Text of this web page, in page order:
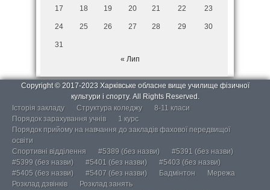
17 18 19 20 21 22 23
24 25 26 27 28 29 30
31
« Лип
Copyright © 2017-2023 Харківське обласне вище училище фізичної
культури і спорту. All Rights Reserved.
Історія закладу
Структура коледжу
8-11 класи
Порядок зарахування учнів
1 курс
Порядок прийому на навчання до закладів фахової передвищої
освіти
Спортивні відділення
#5389 (без назви)
#5391 (без назви)
#5399 (без назви)
#5401 (без назви)
#5403 (без назви)
#5405 (без назви)
#5407 (без назви) Бадмінтон
Мережа
Розклад дзвінків
Розклад занять